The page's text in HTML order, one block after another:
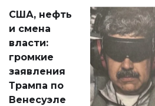
актуальных тем —
от слухов о
политических
реформах до
вопросов армии,
экономики и
личного здоровья.
США, нефть
и смена
власти:
громкие
заявления
Трампа по
Венесуэле